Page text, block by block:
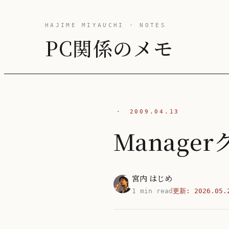
HAJIME MIYAUCHI · NOTES
PC関係のメモ
· 2009.04.13
Manager
宮内 はじめ
1 min read更新: